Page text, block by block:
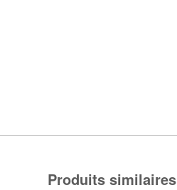
Produits similaires